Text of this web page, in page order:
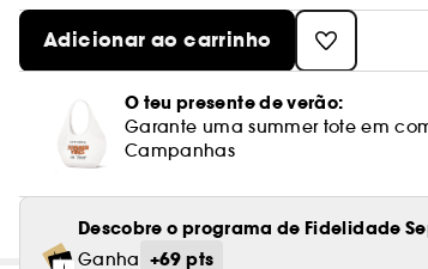
Adicionar ao carrinho
O teu presente de verão:
Garante uma summer tote em
Campanhas
Descobre o programa de Fidelidade
Ganha +69 pts